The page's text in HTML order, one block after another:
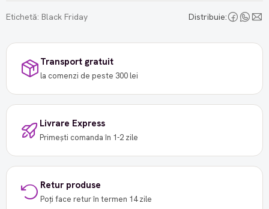
Etichetă: Black Friday Distribuie:
Transport gratuit
la comenzi de peste 300 lei
Livrare Express
Primești comanda în 1-2 zile
Retur produse
Poți face retur în termen 14 zile